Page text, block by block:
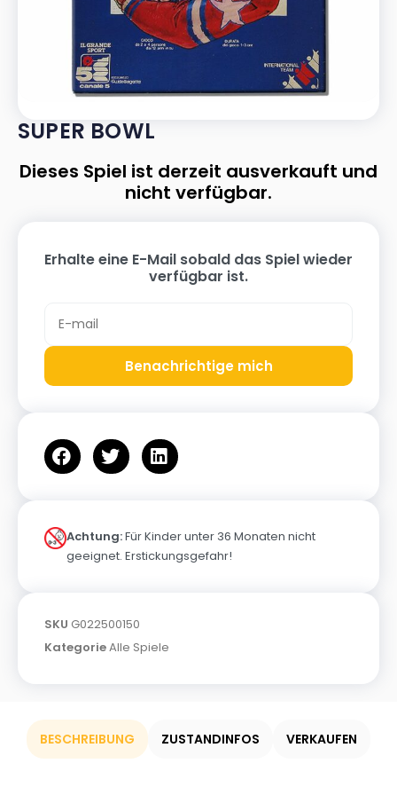
SUPER BOWL
Dieses Spiel ist derzeit ausverkauft und
nicht verfügbar.
Erhalte eine E-Mail sobald das Spiel wieder
verfügbar ist.
Benachrichtige mich
Achtung:Für Kinder unter 36 Monaten nicht
geeignet. Erstickungsgefahr!
SKU G022500150
KategorieAlle Spiele
BESCHREIBUNG ZUSTANDINFOS VERKAUFEN